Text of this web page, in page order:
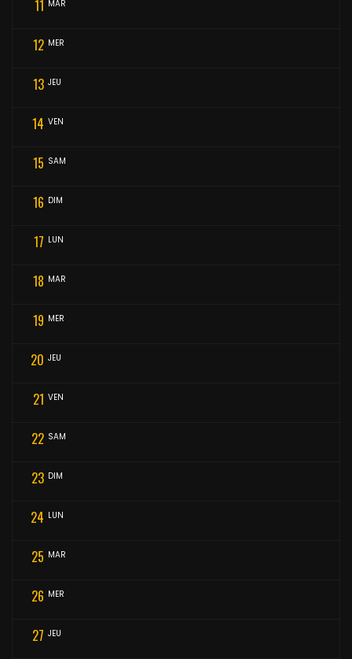
11 MAR
12 MER
13 JEU
14 VEN
15 SAM
16 DIM
17 LUN
18 MAR
19 MER
20 JEU
21 VEN
22 SAM
23 DIM
24 LUN
25 MAR
26 MER
27 JEU